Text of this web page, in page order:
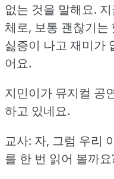
없는 것을 말해요.
체로, 보통 괜찮기는
싫증이 나고 재미가
어요.
지민이가 뮤지컬 공
하고 있네요.
교사: 자, 그럼 우리
를 한 번 읽어 볼까요